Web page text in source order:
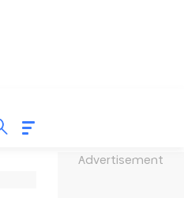
Advertisement
TAUSYIAH